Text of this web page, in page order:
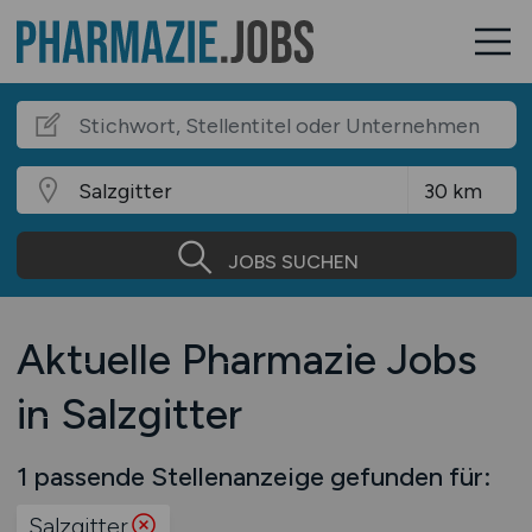
JOBS SUCHEN
Aktuelle Pharmazie Jobs
in Salzgitter
1 passende Stellenanzeige gefunden für:
Salzgitter